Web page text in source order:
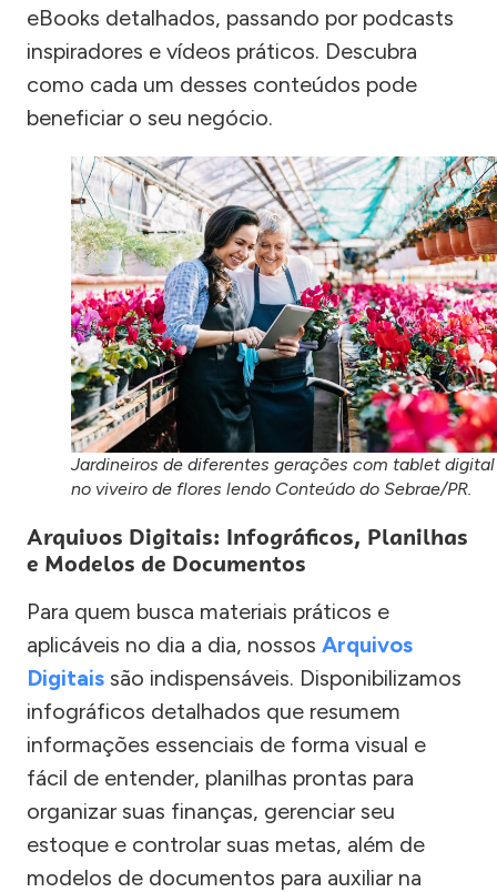
eBooks detalhados, passando por podcasts
inspiradores e vídeos práticos. Descubra
como cada um desses conteúdos pode
beneficiar o seu negócio.
Jardineiros de diferentes gerações com tablet digital
no viveiro de flores lendo Conteúdo do Sebrae/PR.
Arquivos Digitais: Infográficos, Planilhas
e Modelos de Documentos
Para quem busca materiais práticos e
aplicáveis no dia a dia, nossos Arquivos
Digitais são indispensáveis. Disponibilizamos
infográficos detalhados que resumem
informações essenciais de forma visual e
fácil de entender, planilhas prontas para
organizar suas finanças, gerenciar seu
estoque e controlar suas metas, além de
modelos de documentos para auxiliar na